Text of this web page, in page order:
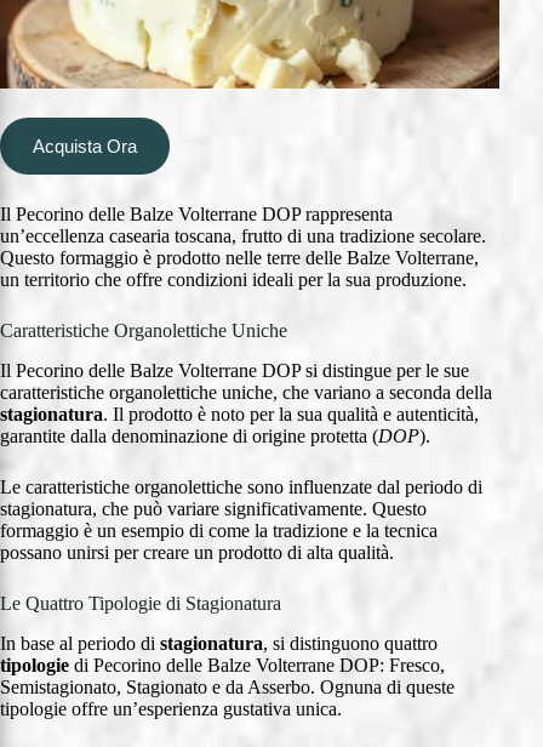
Acquista Ora
Il Pecorino delle Balze Volterrane DOP rappresenta
un’eccellenza casearia toscana, frutto di una tradizione secolare.
Questo formaggio è prodotto nelle terre delle Balze Volterrane,
un territorio che offre condizioni ideali per la sua produzione.
Caratteristiche Organolettiche Uniche
Il Pecorino delle Balze Volterrane DOP si distingue per le sue
caratteristiche organolettiche uniche, che variano a seconda della
stagionatura. Il prodotto è noto per la sua qualità e autenticità,
garantite dalla denominazione di origine protetta (DOP).
Le caratteristiche organolettiche sono influenzate dal periodo di
stagionatura, che può variare significativamente. Questo
formaggio è un esempio di come la tradizione e la tecnica
possano unirsi per creare un prodotto di alta qualità.
Le Quattro Tipologie di Stagionatura
In base al periodo di stagionatura, si distinguono quattro
tipologie di Pecorino delle Balze Volterrane DOP: Fresco,
Semistagionato, Stagionato e da Asserbo. Ognuna di queste
tipologie offre un’esperienza gustativa unica.